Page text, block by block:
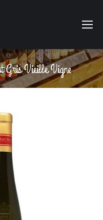
Gris Vieille Vigne
êtes ici :